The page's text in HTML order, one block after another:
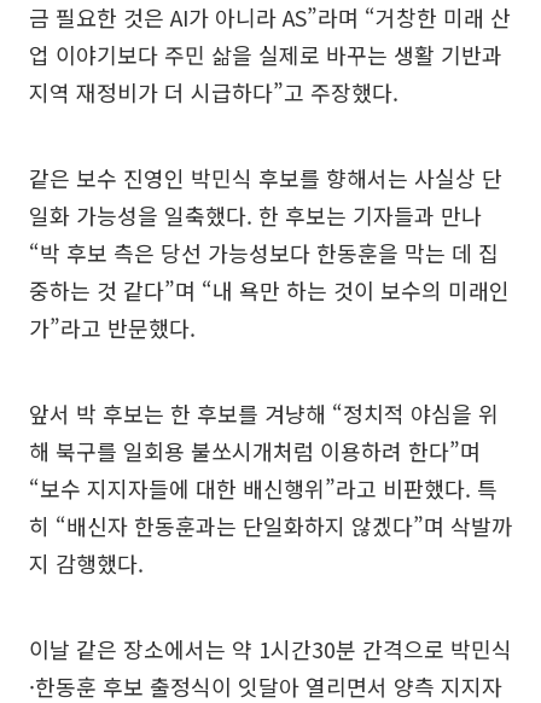
금 필요한 것은 AI가 아니라 AS”라며 “거창한 미래 산
업 이야기보다 주민 삶을 실제로 바꾸는 생활 기반과
지역 재정비가 더 시급하다”고 주장했다.
같은 보수 진영인 박민식 후보를 향해서는 사실상 단
일화 가능성을 일축했다. 한 후보는 기자들과 만나
“박 후보 측은 당선 가능성보다 한동훈을 막는 데 집
중하는 것 같다”며 “내 욕만 하는 것이 보수의 미래인
가”라고 반문했다.
앞서 박 후보는 한 후보를 겨냥해 “정치적 야심을 위
해 북구를 일회용 불쏘시개처럼 이용하려 한다”며
“보수 지지자들에 대한 배신행위”라고 비판했다. 특
히 “배신자 한동훈과는 단일화하지 않겠다”며 삭발까
지 감행했다.
이날 같은 장소에서는 약 1시간30분 간격으로 박민식
·한동훈 후보 출정식이 잇달아 열리면서 양측 지지자